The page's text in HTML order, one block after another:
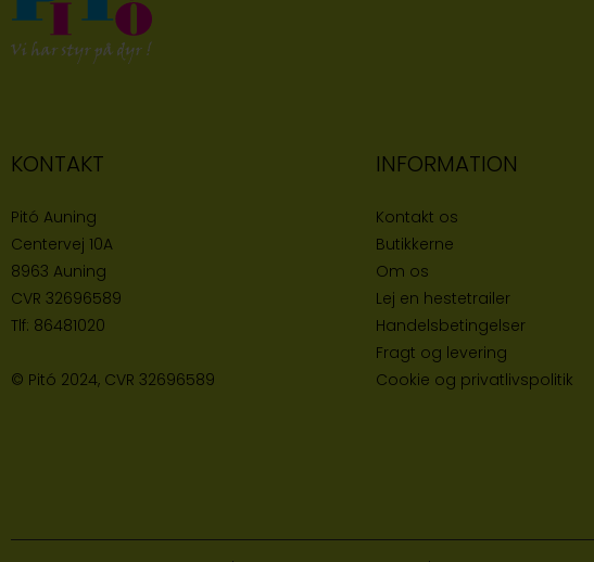
KONTAKT
Pitó Auning
Centervej 10A
8963 Auning
CVR 32696589
Tlf: 86481020
© Pitó 2024, CVR 32696589
INFORMATION
Kontakt os
Butikkerne
Om os
Lej en hestetrailer
Handelsbetingelser
Fragt og levering
Cookie og privatlivspolitik